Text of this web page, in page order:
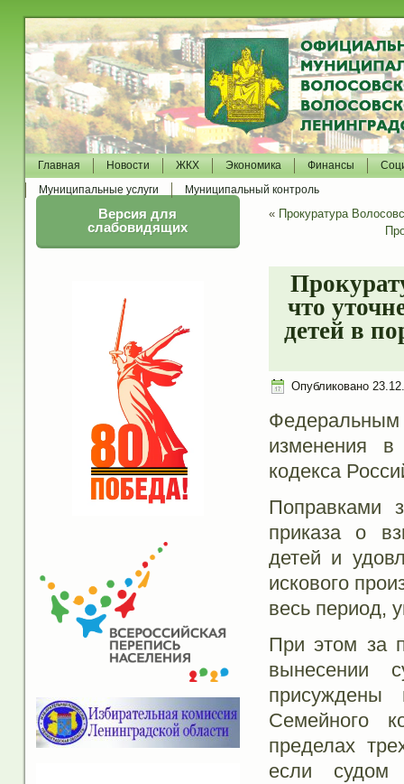
Главная Новости ЖКХ Экономика Финансы
Муниципальные услуги
Муниципальный контроль
Версия для
слабовидящих
« Прокуратура
что
детей в
Опубликовано
изменения в
кодекса
Поправками
приказа о
детей и
искового
весь период,
При этом за
вынесении
Семейного
пределах
если